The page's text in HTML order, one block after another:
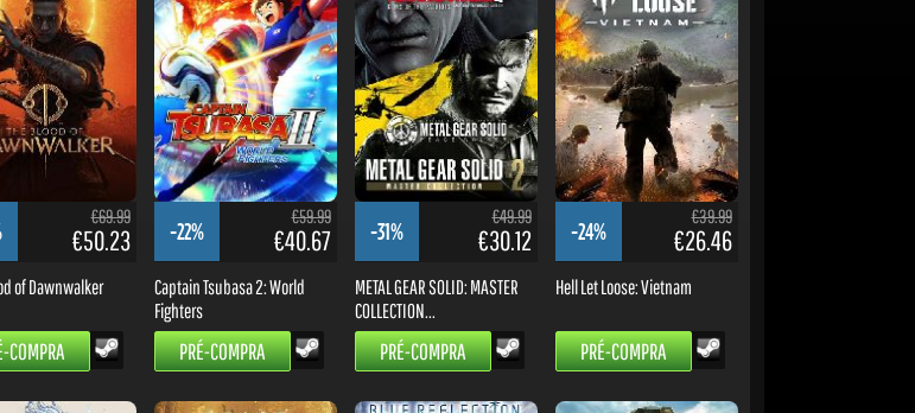
€69.99
€50.23
of Dawnwalker
COMPRA
-22%
€59.99
€40.67
Captain Tsubasa 2: World
Fighters
PRÉ-COMPRA
-31%
€49.99
€30.12
METAL GEAR SOLID: MASTER
COLLECTION...
PRÉ-COMPRA
-24%
€39.99
€26.46
Hell Let Loose: Vietnam
PRÉ-COMPRA